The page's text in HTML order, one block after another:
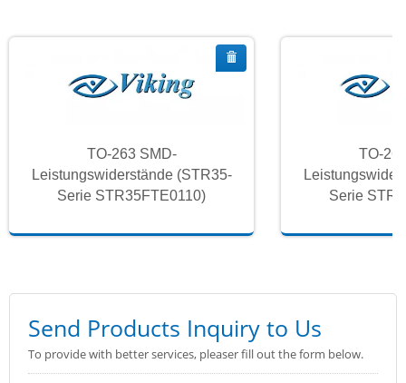
TO-263 SMD-
Leistungswiderstände (STR35-
Serie STR35FTE0110)
TO-
Serie